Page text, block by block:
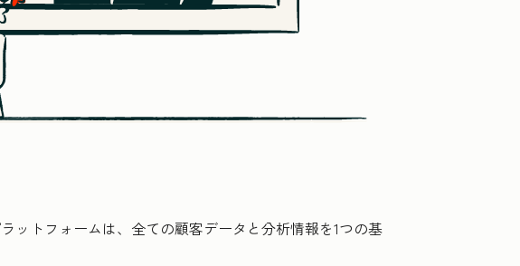
ットフォームは、全ての顧客データと分析情報を1つの基